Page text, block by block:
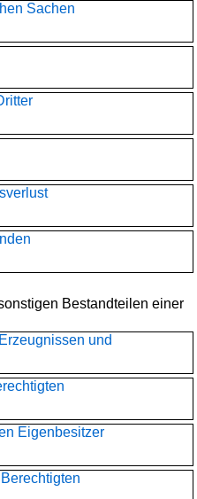
Sachen
Bestandteilen einer
und
Eigenbesitzer